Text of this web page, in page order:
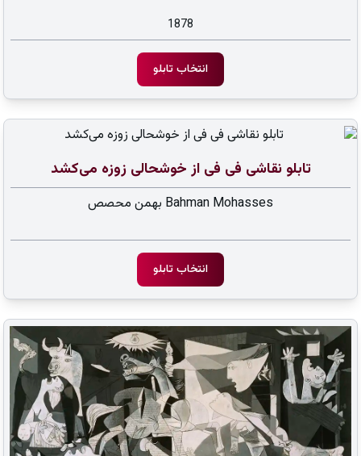
1878
انتخاب تابلو
تابلو نقاشی فی فی از خوشحالی زوزه می‌کشد
Bahman Mohasses بهمن محصص
انتخاب تابلو